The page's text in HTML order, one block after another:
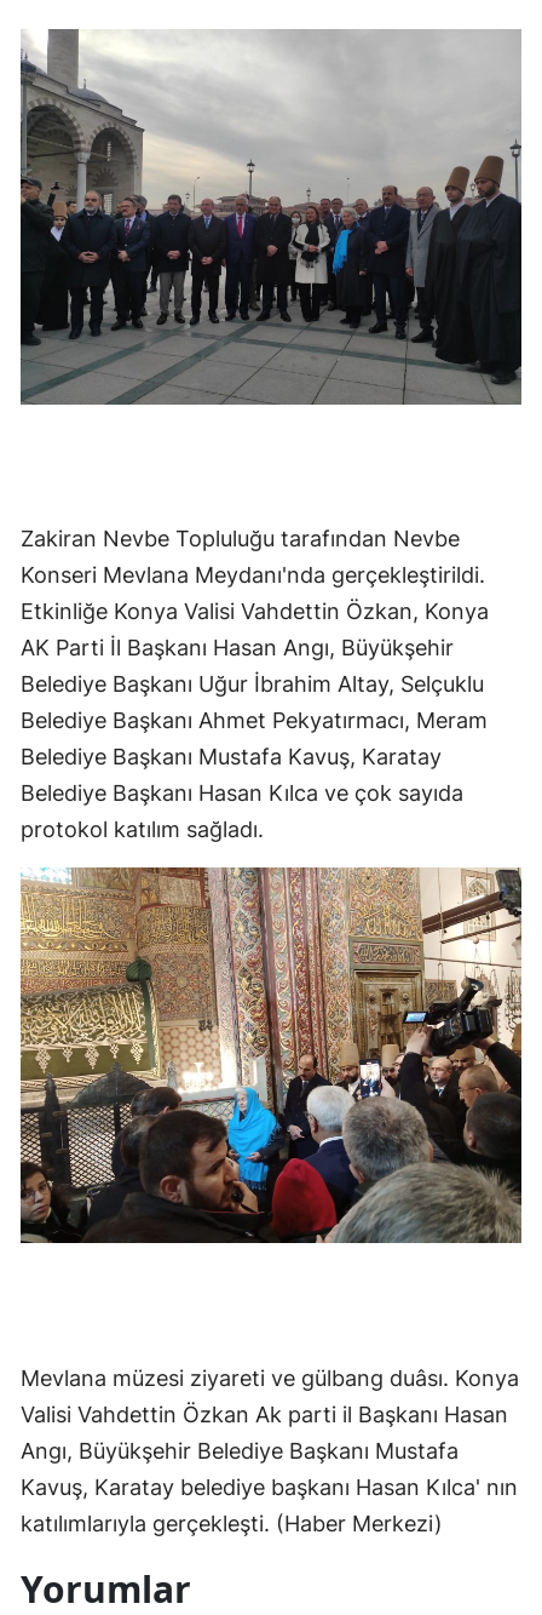
Sivas
Tekirdağ
Tokat
Trabzon
Tunceli
Van
Yozgat
Zonguldak
Aksaray
Bayburt
Karaman
Batman
Şırnak
Bartın
Ardahan
Iğdır
Yalova
Karabük
Kilis
Zakiran Nevbe Topluluğu tarafından Nevbe
Konseri Mevlana Meydanı'nda gerçekleştirildi.
Etkinliğe Konya Valisi Vahdettin Özkan, Konya
AK Parti İl Başkanı Hasan Angı, Büyükşehir
Belediye Başkanı Uğur İbrahim Altay, Selçuklu
Belediye Başkanı Ahmet Pekyatırmacı, Meram
Belediye Başkanı Mustafa Kavuş, Karatay
Belediye Başkanı Hasan Kılca ve çok sayıda
protokol katılım sağladı.
Mevlana müzesi ziyareti ve gülbang duâsı. Konya
Valisi Vahdettin Özkan Ak parti il Başkanı Hasan
Angı, Büyükşehir Belediye Başkanı Mustafa
Kavuş, Karatay belediye başkanı Hasan Kılca' nın
katılımlarıyla gerçekleşti. (Haber Merkezi)
Yorumlar